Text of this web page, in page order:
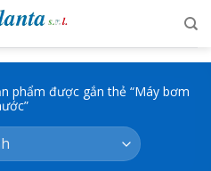
phẩm được gắn thẻ “Máy bơm